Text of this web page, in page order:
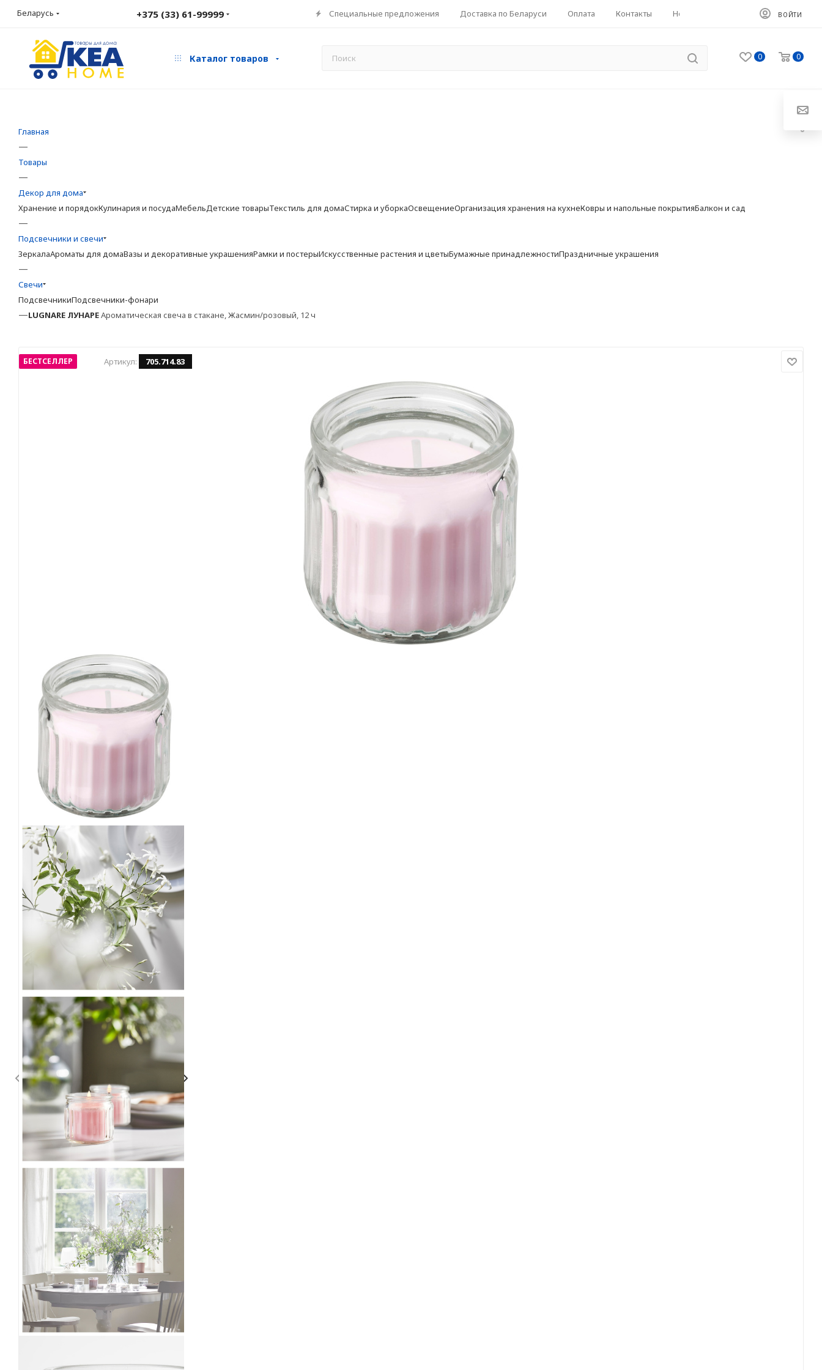
Беларусь +375 (33) 61-99999 Специальные предложения Доставка по Беларуси Оплата Контакты HoReCa ВОЙТИ
Каталог товаров 0 0
Главная
—
Товары
—
Декор для дома
Хранение и порядокКулинария и посудаМебельДетские товарыТекстиль для домаСтирка и уборкаОсвещениеОрганизация хранения на кухнеКовры и напольные покрытияБалкон и сад
—
Подсвечники и свечи
ЗеркалаАроматы для домаВазы и декоративные украшенияРамки и постерыИскусственные растения и цветыБумажные принадлежностиПраздничные украшения
—
Свечи
ПодсвечникиПодсвечники-фонари
—LUGNARE ЛУНАРЕАроматическая свеча в стакане, Жасмин/розовый, 12 ч
БЕСТСЕЛЛЕР Артикул: 705.714.83